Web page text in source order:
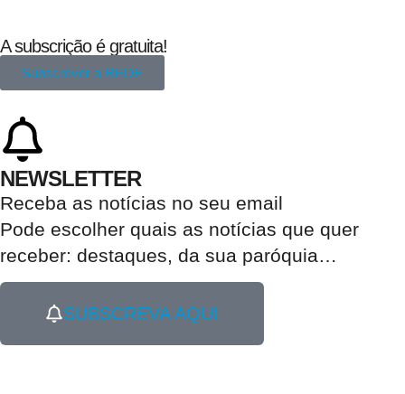
A subscrição é gratuita!
Subscrever a REDE
NEWSLETTER
Receba as notícias no seu email​
Pode escolher quais as notícias que quer
receber: destaques, da sua paróquia…
SUBSCREVA AQUI